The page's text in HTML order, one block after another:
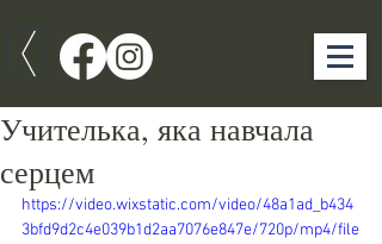
Учителька, яка навчала
серцем
https://video.wixstatic.com/video/48a1ad_b434
3bfd9d2c4e039b1d2aa7076e847e/720p/mp4/file